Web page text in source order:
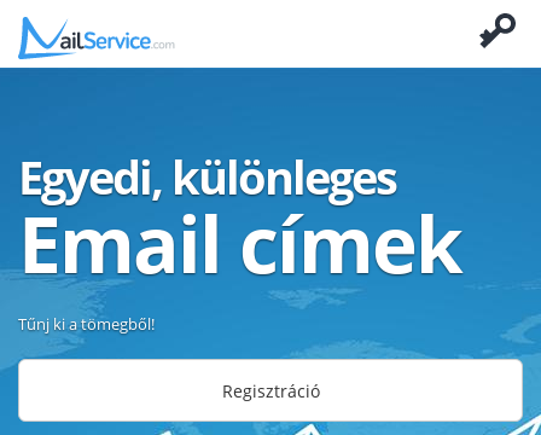
Egyedi, különleges
Email címek
Tűnj ki a tömegből!
Regisztráció